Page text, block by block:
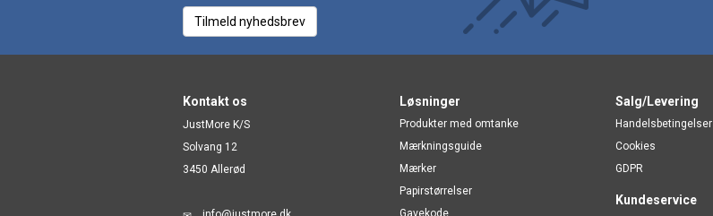
Tilmeld nyhedsbrev
Kontakt os
JustMore K/S
Solvang 12
3450 Allerød
Løsninger
Produkter med omtanke
Mærkningsguide
Mærker
Papirstørrelser
Gavekode
Salg/Levering
Handelsbetingelser
Cookies
GDPR
Kundeservice